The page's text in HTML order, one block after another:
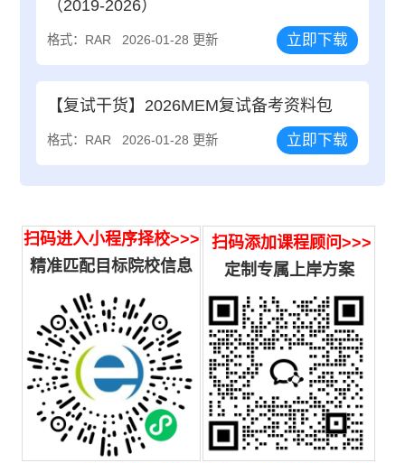
（2019-2026）
格式：RAR 2026-01-28 更新 立即下载
【复试干货】2026MEM复试备考资料包
格式：RAR 2026-01-28 更新 立即下载
扫码进入小程序择校>>>
精准匹配目标院校信息
扫码添加课程顾问>>>
定制专属上岸方案